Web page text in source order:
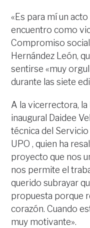
«Es para mí un
encuentro como
Compromiso
Hernández León,
sentirse «muy
durante las siete
A la vicerrectora,
inaugural Daidee
técnica del
UPO , quien ha
proyecto que nos
nos permite el
querido subrayar
propuesta porque
corazón. Cuando
muy motivante».